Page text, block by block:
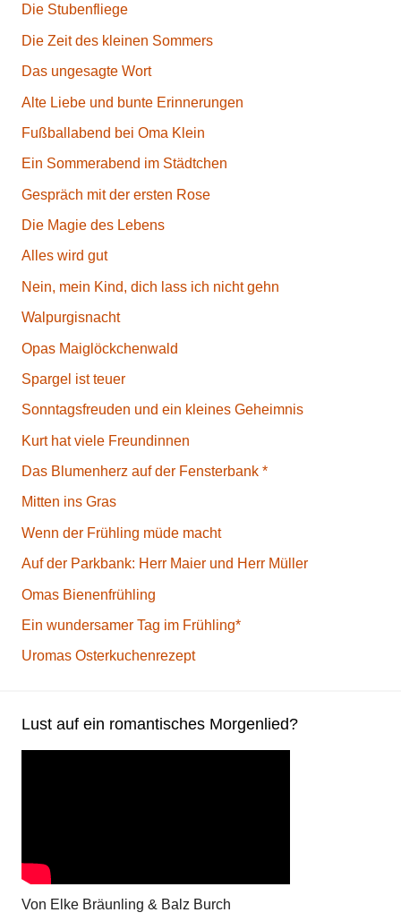
Die Stubenfliege
Die Zeit des kleinen Sommers
Das ungesagte Wort
Alte Liebe und bunte Erinnerungen
Fußballabend bei Oma Klein
Ein Sommerabend im Städtchen
Gespräch mit der ersten Rose
Die Magie des Lebens
Alles wird gut
Nein, mein Kind, dich lass ich nicht gehn
Walpurgisnacht
Opas Maiglöckchenwald
Spargel ist teuer
Sonntagsfreuden und ein kleines Geheimnis
Kurt hat viele Freundinnen
Das Blumenherz auf der Fensterbank *
Mitten ins Gras
Wenn der Frühling müde macht
Auf der Parkbank: Herr Maier und Herr Müller
Omas Bienenfrühling
Ein wundersamer Tag im Frühling*
Uromas Osterkuchenrezept
Lust auf ein romantisches Morgenlied?
Von Elke Bräunling & Balz Burch